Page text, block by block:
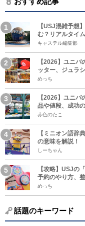
【USJ混雑予想
む？リアルタイ
キャステル編集部
【2026】ユニ
ッター、ジュラ
めっち
【2026】ユニ
品や値段、成功
赤色のたこ
【ミニオン語辞
の意味を解説！
しーちゃん
【攻略】USJの
予約のやり方、
めっち
話題のキーワード